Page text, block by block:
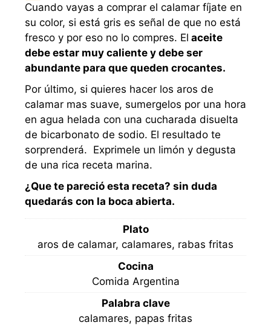
Cuando vayas a comprar el calamar fíjate en
su color, si está gris es señal de que no está
fresco y por eso no lo compres. El aceite
debe estar muy caliente y debe ser
abundante para que queden crocantes.
Por último, si quieres hacer los aros de
calamar mas suave, sumergelos por una hora
en agua helada con una cucharada disuelta
de bicarbonato de sodio. El resultado te
sorprenderá. Exprimele un limón y degusta
de una rica receta marina.
¿Que te pareció esta receta? sin duda
quedarás con la boca abierta.
Plato
aros de calamar, calamares, rabas fritas
Cocina
Comida Argentina
Palabra clave
calamares, papas fritas